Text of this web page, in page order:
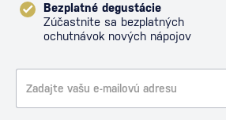
Bezplatné degustácie
Zúčastnite sa bezplatných
ochutnávok nových nápojov